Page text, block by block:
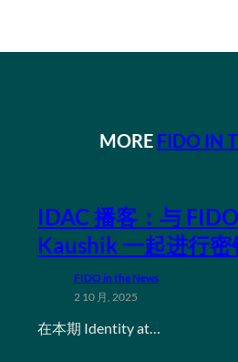
MORE FIDO IN
IDAC 播客：与
Kaushik 一起进行密
FIDO in the News
2 10 月, 2025
在本期 Identity at…